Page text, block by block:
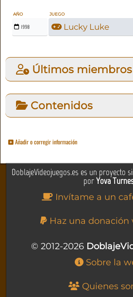
AÑO JUEGO
1998 Lucky Luke
Últimos
Contenidos
Añadir o corregir información
DoblajeVideojuegos.es es un proyecto
porYova
Invítame a un
Haz una donación
© 2012-2026
Sobre la
Quienes